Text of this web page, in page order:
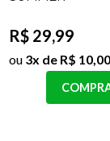
R$ 29,99
ou 3x de R$